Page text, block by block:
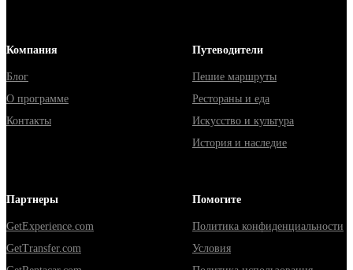
Компания
Блог
О программе
Контакты
Путеводители
Пешие маршруты
Рестораны и еда
Искусство и культура
История и наследие
Партнеры
GetExperience.com
GetTransfer.com
Помогите
Политика конфиденциальности
Условия